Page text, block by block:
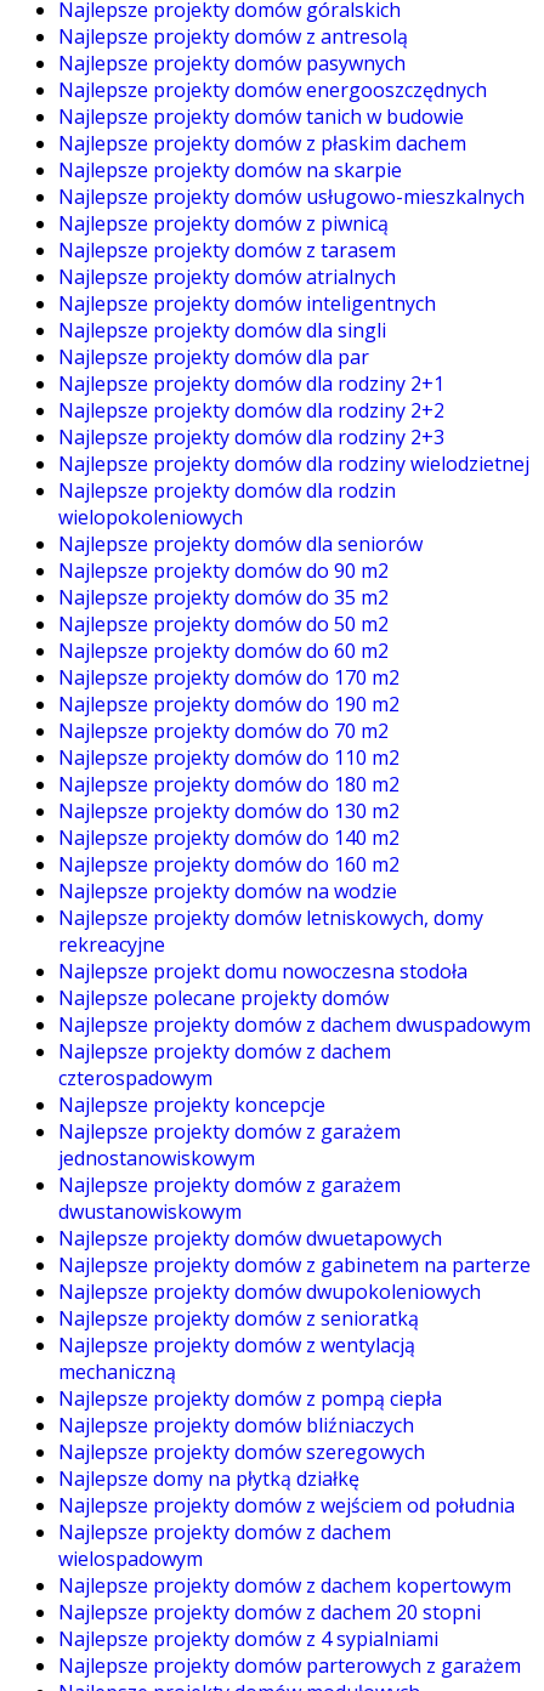
Najlepsze projekty domów góralskich
Najlepsze projekty domów z antresolą
Najlepsze projekty domów pasywnych
Najlepsze projekty domów energooszczędnych
Najlepsze projekty domów tanich w budowie
Najlepsze projekty domów z płaskim dachem
Najlepsze projekty domów na skarpie
Najlepsze projekty domów usługowo-mieszkalnych
Najlepsze projekty domów z piwnicą
Najlepsze projekty domów z tarasem
Najlepsze projekty domów atrialnych
Najlepsze projekty domów inteligentnych
Najlepsze projekty domów dla singli
Najlepsze projekty domów dla par
Najlepsze projekty domów dla rodziny 2+1
Najlepsze projekty domów dla rodziny 2+2
Najlepsze projekty domów dla rodziny 2+3
Najlepsze projekty domów dla rodziny wielodzietnej
Najlepsze projekty domów dla rodzin
wielopokoleniowych
Najlepsze projekty domów dla seniorów
Najlepsze projekty domów do 90 m2
Najlepsze projekty domów do 35 m2
Najlepsze projekty domów do 50 m2
Najlepsze projekty domów do 60 m2
Najlepsze projekty domów do 170 m2
Najlepsze projekty domów do 190 m2
Najlepsze projekty domów do 70 m2
Najlepsze projekty domów do 110 m2
Najlepsze projekty domów do 180 m2
Najlepsze projekty domów do 130 m2
Najlepsze projekty domów do 140 m2
Najlepsze projekty domów do 160 m2
Najlepsze projekty domów na wodzie
Najlepsze projekty domów letniskowych, domy
rekreacyjne
Najlepsze projekt domu nowoczesna stodoła
Najlepsze polecane projekty domów
Najlepsze projekty domów z dachem dwuspadowym
Najlepsze projekty domów z dachem
czterospadowym
Najlepsze projekty koncepcje
Najlepsze projekty domów z garażem
jednostanowiskowym
Najlepsze projekty domów z garażem
dwustanowiskowym
Najlepsze projekty domów dwuetapowych
Najlepsze projekty domów z gabinetem na parterze
Najlepsze projekty domów dwupokoleniowych
Najlepsze projekty domów z senioratką
Najlepsze projekty domów z wentylacją
mechaniczną
Najlepsze projekty domów z pompą ciepła
Najlepsze projekty domów bliźniaczych
Najlepsze projekty domów szeregowych
Najlepsze domy na płytką działkę
Najlepsze projekty domów z wejściem od południa
Najlepsze projekty domów z dachem
wielospadowym
Najlepsze projekty domów z dachem kopertowym
Najlepsze projekty domów z dachem 20 stopni
Najlepsze projekty domów z 4 sypialniami
Najlepsze projekty domów parterowych z garażem